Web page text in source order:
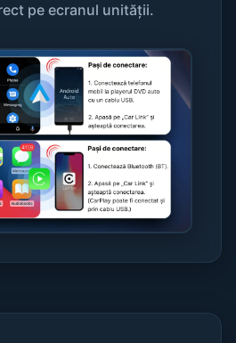
pe ecranul unității.